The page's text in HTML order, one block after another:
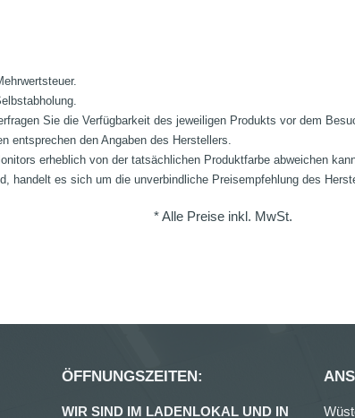
Sie die Verfügbarkeit des jeweiligen Produkts vor dem
entsprechen den Angaben des Herstellers.
erheblich von der tatsächlichen Produktfarbe abweichen
handelt es sich um die unverbindliche Preisempfehlung des
* Alle Preise inkl. MwSt.
ÖFFNUNGSZEITEN:
WIR SIND IM LADENLOKAL UND IN